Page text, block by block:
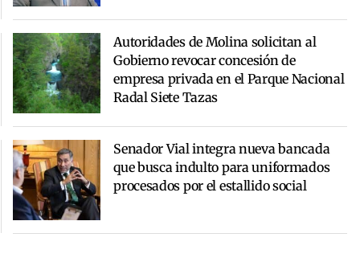
Autoridades de Molina solicitan al
Gobierno revocar concesión de
empresa privada en el Parque Nacional
Radal Siete Tazas
Senador Vial integra nueva bancada
que busca indulto para uniformados
procesados por el estallido social